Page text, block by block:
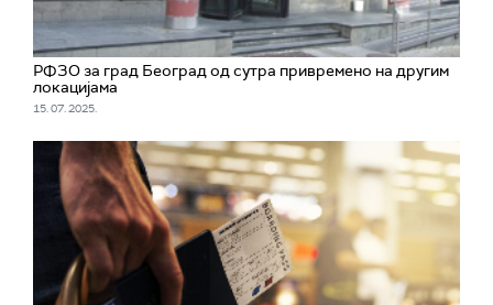
РФЗО за град Београд од сутра привремено на другим
локацијама
15. 07. 2025.